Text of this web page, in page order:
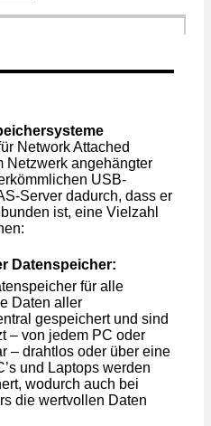
Network Attached
Netzwerk angehängter
USB-
Server dadurch, dass er
ist, eine Vielzahl
Datenspeicher:
für alle
Daten aller
gespeichert und sind
– von jedem PC oder
– drahtlos oder über eine
und Laptops werden
wodurch auch bei
die wertvollen Daten